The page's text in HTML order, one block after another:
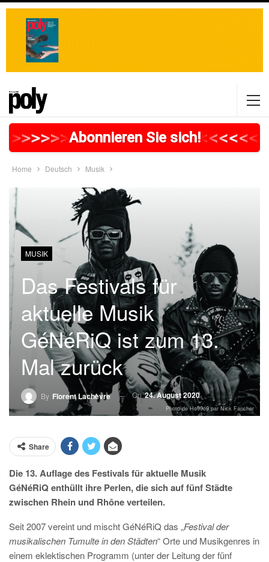
>>>>>>>>>>>>>>>>>
Abonnieren Sie sich!<<<<<<<
Home Deutsch Musik
MUSIK
Das Festivals für
aktuelle Musik
GéNéRiQ ist zum 13.
Mal zurück
By Florent Lachèvre On24. August 2020
Photo de Ho99o9 par Nick Fancher
Share
Die 13. Auflage des Festivals für aktuelle Musik
GéNéRiQ enthüllt ihre Perlen, die sich auf fünf Städte
zwischen Rhein und Rhône verteilen.
Seit 2007 vereint und mischt GéNéRiQ das „Festival der
musikalischen Tumulte in den Städten“ Orte und Musikgenres in
einem eklektischen Programm (unter der Leitung der fünf